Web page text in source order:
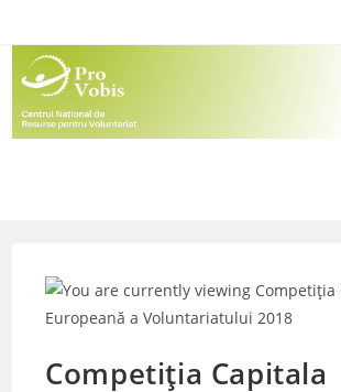
to
content
Competiția Capitala